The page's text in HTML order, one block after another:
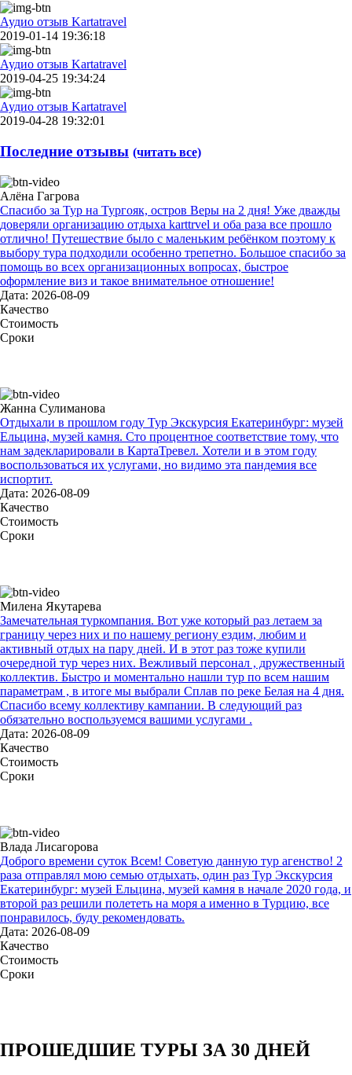
Аудио отзыв Kartatravel
2019-01-14 19:36:18
Аудио отзыв Kartatravel
2019-04-25 19:34:24
Аудио отзыв Kartatravel
2019-04-28 19:32:01
Последние отзывы (читать все)
Алёна Гагрова
Спасибо за Тур на Тургояк, остров Веры на 2 дня! Уже дважды
доверяли организацию отдыха karttrvel и оба раза все прошло
отлично! Путешествие было с маленьким ребёнком поэтому к
выбору тура подходили особенно трепетно. Большое спасибо за
помощь во всех организационных вопросах, быстрое
оформление виз и такое внимательное отношение!
Дата: 2026-08-09
Качество
Стоимость
Сроки
Жанна Сулиманова
Отдыхали в прошлом году Тур Экскурсия Екатеринбург: музей
Ельцина, музей камня. Сто процентное соответствие тому, что
нам задекларировали в КартаТревел. Хотели и в этом году
воспользоваться их услугами, но видимо эта пандемия все
испортит.
Дата: 2026-08-09
Качество
Стоимость
Сроки
Милена Якутарева
Замечательная туркомпания. Вот уже который раз летаем за
границу через них и по нашему региону ездим, любим и
активный отдых на пару дней. И в этот раз тоже купили
очередной тур через них. Вежливый персонал , дружественный
коллектив. Быстро и моментально нашли тур по всем нашим
параметрам , в итоге мы выбрали Сплав по реке Белая на 4 дня.
Спасибо всему коллективу кампании. В следующий раз
обязательно воспользуемся вашими услугами .
Дата: 2026-08-09
Качество
Стоимость
Сроки
Влада Лисагорова
Доброго времени суток Всем! Советую данную тур агенство! 2
раза отправлял мою семью отдыхать, один раз Тур Экскурсия
Екатеринбург: музей Ельцина, музей камня в начале 2020 года, и
второй раз решили полететь на моря а именно в Турцию, все
понравилось, буду рекомендовать.
Дата: 2026-08-09
Качество
Стоимость
Сроки
ПРОШЕДШИЕ ТУРЫ ЗА 30 ДНЕЙ